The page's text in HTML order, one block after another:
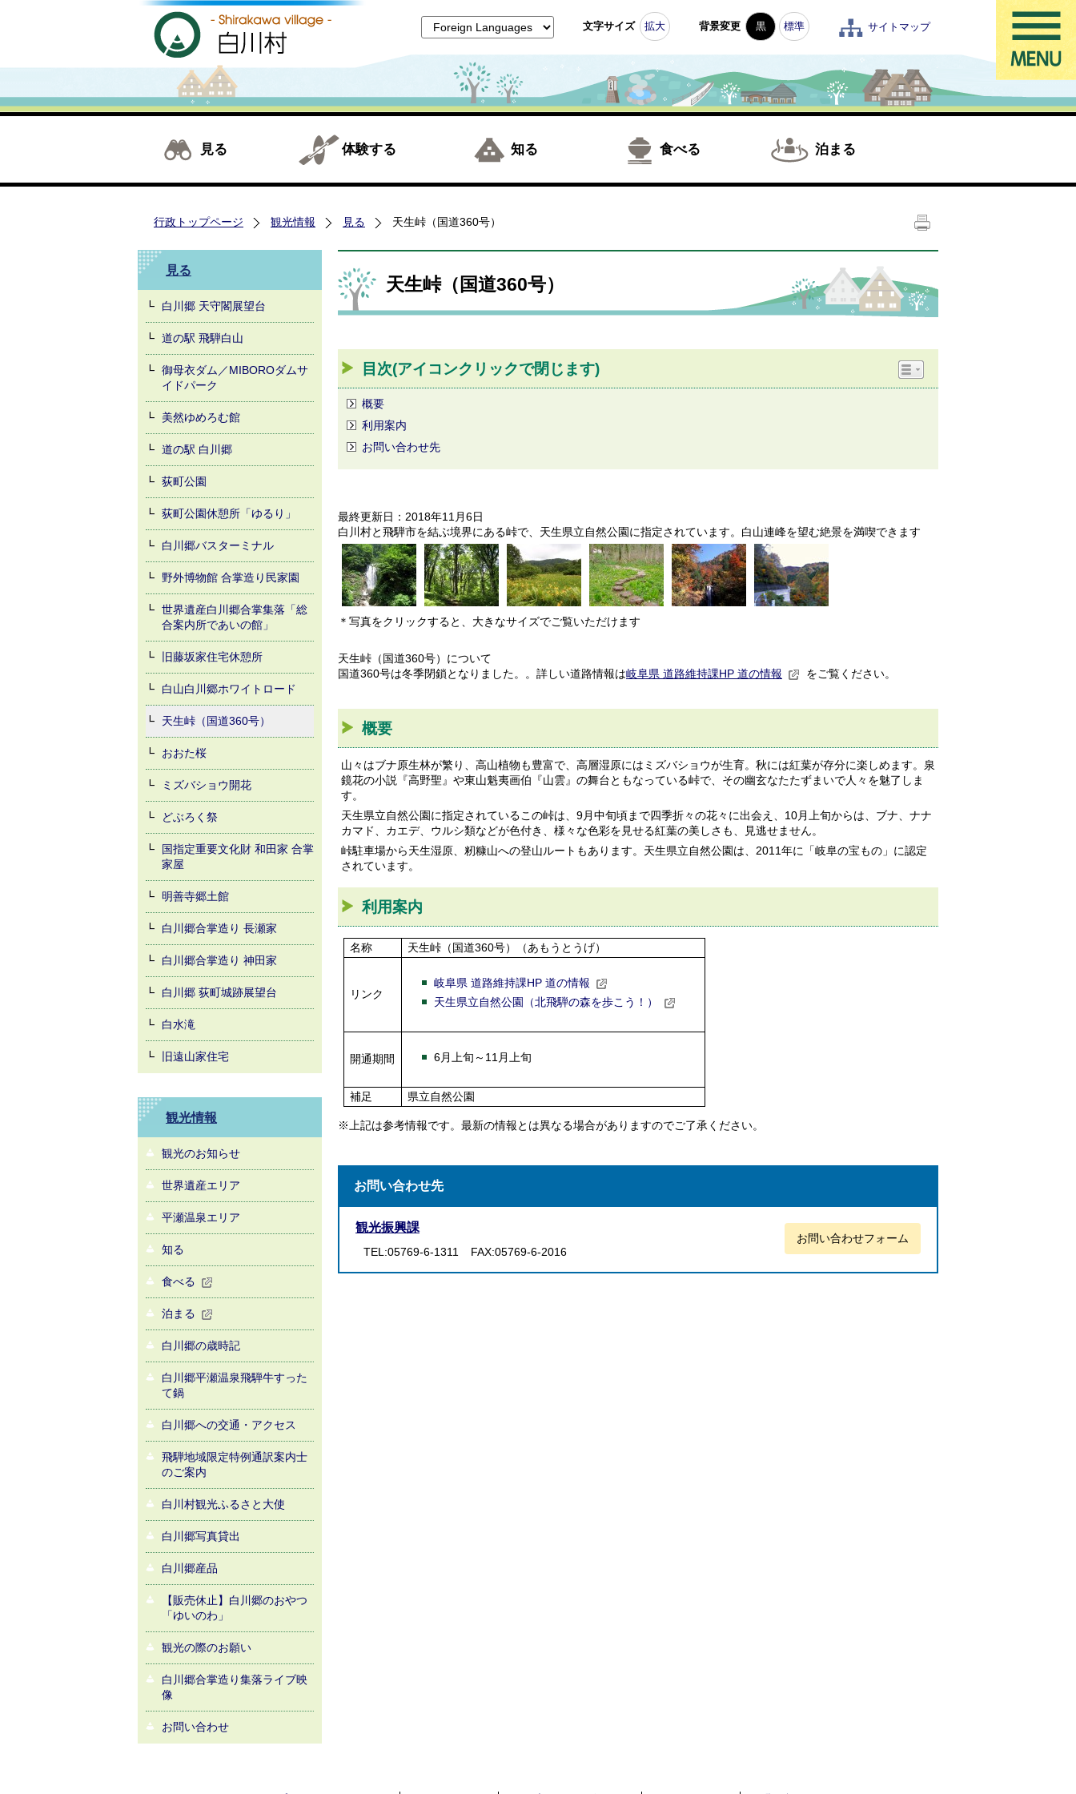
文字サイズ 拡大 背景変更 黒 標準 サイトマップ
見る 体験する 知る 食べる 泊まる
行政トップページ 観光情報 見る 天生峠（国道360号）
見る
白川郷 天守閣展望台
道の駅 飛騨白山
御母衣ダム／MIBOROダムサ
イドパーク
美然ゆめろむ館
道の駅 白川郷
荻町公園
荻町公園休憩所「ゆるり」
白川郷バスターミナル
野外博物館 合掌造り民家園
世界遺産白川郷合掌集落「総
合案内所であいの館」
旧藤坂家住宅休憩所
白山白川郷ホワイトロード
天生峠（国道360号）
おおた桜
ミズバショウ開花
どぶろく祭
国指定重要文化財 和田家 合掌
家屋
明善寺郷土館
白川郷合掌造り 長瀬家
白川郷合掌造り 神田家
白川郷 荻町城跡展望台
白水滝
旧遠山家住宅
観光情報
観光のお知らせ
世界遺産エリア
平瀬温泉エリア
知る
食べる
泊まる
白川郷の歳時記
白川郷平瀬温泉飛騨牛すった
て鍋
白川郷への交通・アクセス
飛騨地域限定特例通訳案内士
のご案内
白川村観光ふるさと大使
白川郷写真貸出
白川郷産品
【販売休止】白川郷のおやつ
「ゆいのわ」
観光の際のお願い
白川郷合掌造り集落ライブ映
像
お問い合わせ
天生峠（国道360号）
目次(アイコンクリックで閉じます)
概要
利用案内
お問い合わせ先
最終更新日：2018年11月6日
白川村と飛騨市を結ぶ境界にある峠で、天生県立自然公園に指定されています。白山連峰を望む絶景を満喫できます
＊写真をクリックすると、大きなサイズでご覧いただけます
天生峠（国道360号）について
国道360号は冬季閉鎖となりました。。詳しい道路情報は岐阜県 道路維持課HP 道の情報 をご覧ください。
概要
山々はブナ原生林が繁り、高山植物も豊富で、高層湿原にはミズバショウが生育。秋には紅葉が存分に楽しめます。泉
鏡花の小説『高野聖』や東山魁夷画伯『山雲』の舞台ともなっている峠で、その幽玄なたたずまいで人々を魅了しま
す。
天生県立自然公園に指定されているこの峠は、9月中旬頃まで四季折々の花々に出会え、10月上旬からは、ブナ、ナナ
カマド、カエデ、ウルシ類などが色付き、様々な色彩を見せる紅葉の美しさも、見逃せません。
峠駐車場から天生湿原、籾糠山への登山ルートもあります。天生県立自然公園は、2011年に「岐阜の宝もの」に認定
されています。
利用案内
名称 天生峠（国道360号）（あもうとうげ）
リンク
岐阜県 道路維持課HP 道の情報
天生県立自然公園（北飛騨の森を歩こう！）
開通期間 6月上旬～11月上旬
補足 県立自然公園
※ 上記は参考情報です。最新の情報とは異なる場合がありますのでご了承ください。
お問い合わせ先
観光振興課
TEL:05769-6-1311 FAX:05769-6-2016
お問い合わせフォーム